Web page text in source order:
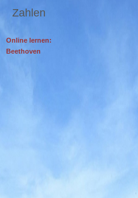
Zahlen
Online lernen:
Beethoven